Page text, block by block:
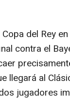
del Rey
contra el
llegará al
jugadores